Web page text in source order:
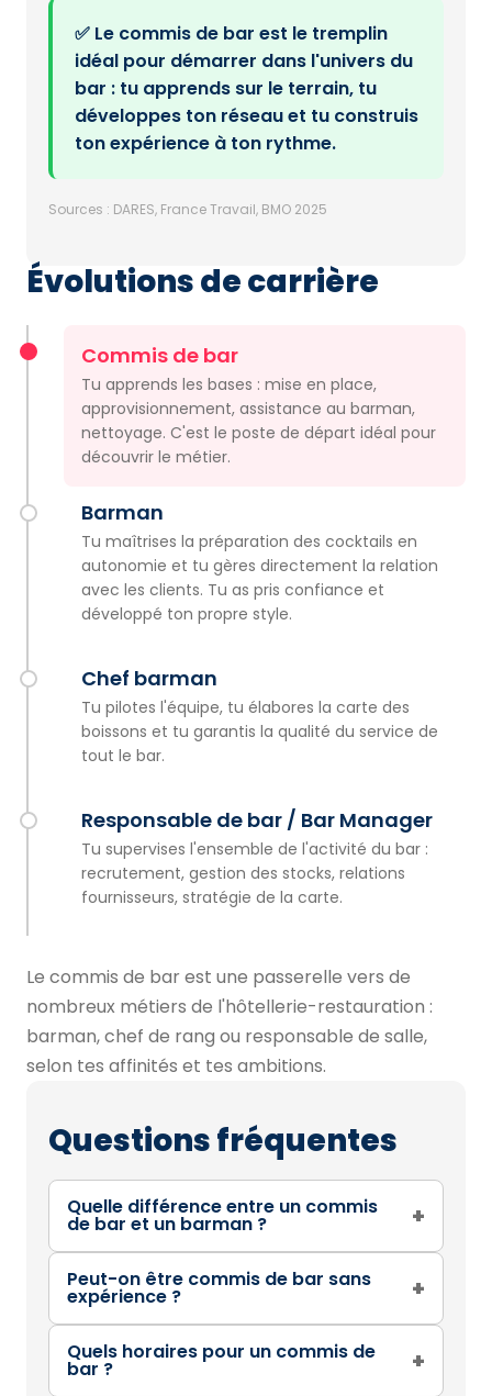
✅ Le commis de bar est le tremplin
idéal pour démarrer dans l'univers du
bar : tu apprends sur le terrain, tu
développes ton réseau et tu construis
ton expérience à ton rythme.
Sources : DARES, France Travail, BMO 2025
Évolutions de carrière
Commis de bar
Tu apprends les bases : mise en place,
approvisionnement, assistance au barman,
nettoyage. C'est le poste de départ idéal pour
découvrir le métier.
Barman
Tu maîtrises la préparation des cocktails en
autonomie et tu gères directement la relation
avec les clients. Tu as pris confiance et
développé ton propre style.
Chef barman
Tu pilotes l'équipe, tu élabores la carte des
boissons et tu garantis la qualité du service de
tout le bar.
Responsable de bar / Bar Manager
Tu supervises l'ensemble de l'activité du bar :
recrutement, gestion des stocks, relations
fournisseurs, stratégie de la carte.
Le commis de bar est une passerelle vers de
nombreux métiers de l'hôtellerie-restauration :
barman, chef de rang ou responsable de salle,
selon tes affinités et tes ambitions.
Questions fréquentes
Quelle différence entre un commis
de bar et un barman ? +
Peut-on être commis de bar sans
expérience ? +
Quels horaires pour un commis de
bar ? +